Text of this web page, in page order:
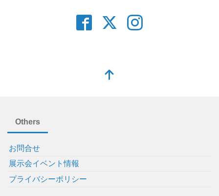
Others
お問合せ
展示会イベント情報
プライバシーポリシー